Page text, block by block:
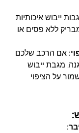
ייבוש איכותיות
ללא פסים או
אם הרכב שלכם
מגבת ייבוש
על הציפוי